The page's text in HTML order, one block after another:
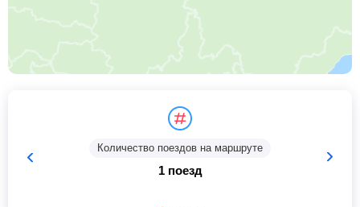
Количество поездов на маршруте
1 поезд